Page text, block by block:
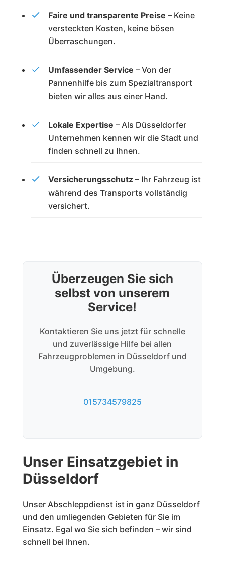
Faire und transparente Preise – Keine
versteckten Kosten, keine bösen
Überraschungen.
Umfassender Service – Von der
Pannenhilfe bis zum Spezialtransport
bieten wir alles aus einer Hand.
Lokale Expertise – Als Düsseldorfer
Unternehmen kennen wir die Stadt und
finden schnell zu Ihnen.
Versicherungsschutz– Ihr Fahrzeug ist
während des Transports vollständig
versichert.
Überzeugen Sie sich
selbst von unserem
Service!
Kontaktieren Sie uns jetzt für schnelle
und zuverlässige Hilfe bei allen
Fahrzeugproblemen in Düsseldorf und
Umgebung.
015734579825
Unser Einsatzgebiet in
Düsseldorf
Unser Abschleppdienst ist in ganz Düsseldorf
und den umliegenden Gebieten für Sie im
Einsatz. Egal wo Sie sich befinden – wir sind
schnell bei Ihnen.